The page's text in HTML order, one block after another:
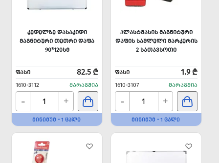
ᲙᲔᲓᲔᲚᲖᲔ ᲓᲐᲡᲐᲙᲘᲓᲘ
ᲛᲐᲒᲜᲘᲢᲣᲠᲘ ᲗᲔᲗᲠᲘ ᲓᲐᲤᲐ
90*120ᲡᲛ
ᲤᲐᲡᲘ 82.5 ₾
1610-3112 ᲛᲐᲠᲐᲒᲨᲘᲐ
- +
ᲛᲘᲜᲘᲛᲣᲛ - 1 ᲪᲐᲚᲘ
ᲞᲚᲐᲡᲢᲛᲐᲡᲘᲡ ᲛᲐᲒᲜᲘᲢᲣᲠᲘ
ᲓᲐᲤᲘᲡ ᲡᲐᲨᲚᲔᲚᲘ ᲛᲐᲠᲙᲔᲠᲘᲡ
2 ᲡᲐᲗᲐᲕᲡᲝᲗᲘ
ᲤᲐᲡᲘ 1.9 ₾
1610-3107 ᲛᲐᲠᲐᲒᲨᲘᲐ
- +
ᲛᲘᲜᲘᲛᲣᲛ - 1 ᲪᲐᲚᲘ